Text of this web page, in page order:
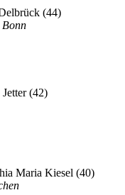
(44)
(42)
Maria Kiesel (40)